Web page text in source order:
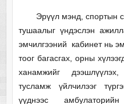
Эрүүл мэнд, спортын
тушаалыг үндэслэн
эмчилгээний кабинет нь
тоог багасгах, орны
ханамжийг дээшлүүлэх,
тусламж үйлчилээг
үүднээс